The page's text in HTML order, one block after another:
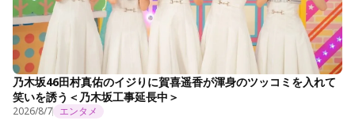
乃木坂46田村真佑のイジりに賀喜遥香が渾身のツッコミを入れて
笑いを誘う＜乃木坂工事延長中＞
2026/8/7 エンタメ